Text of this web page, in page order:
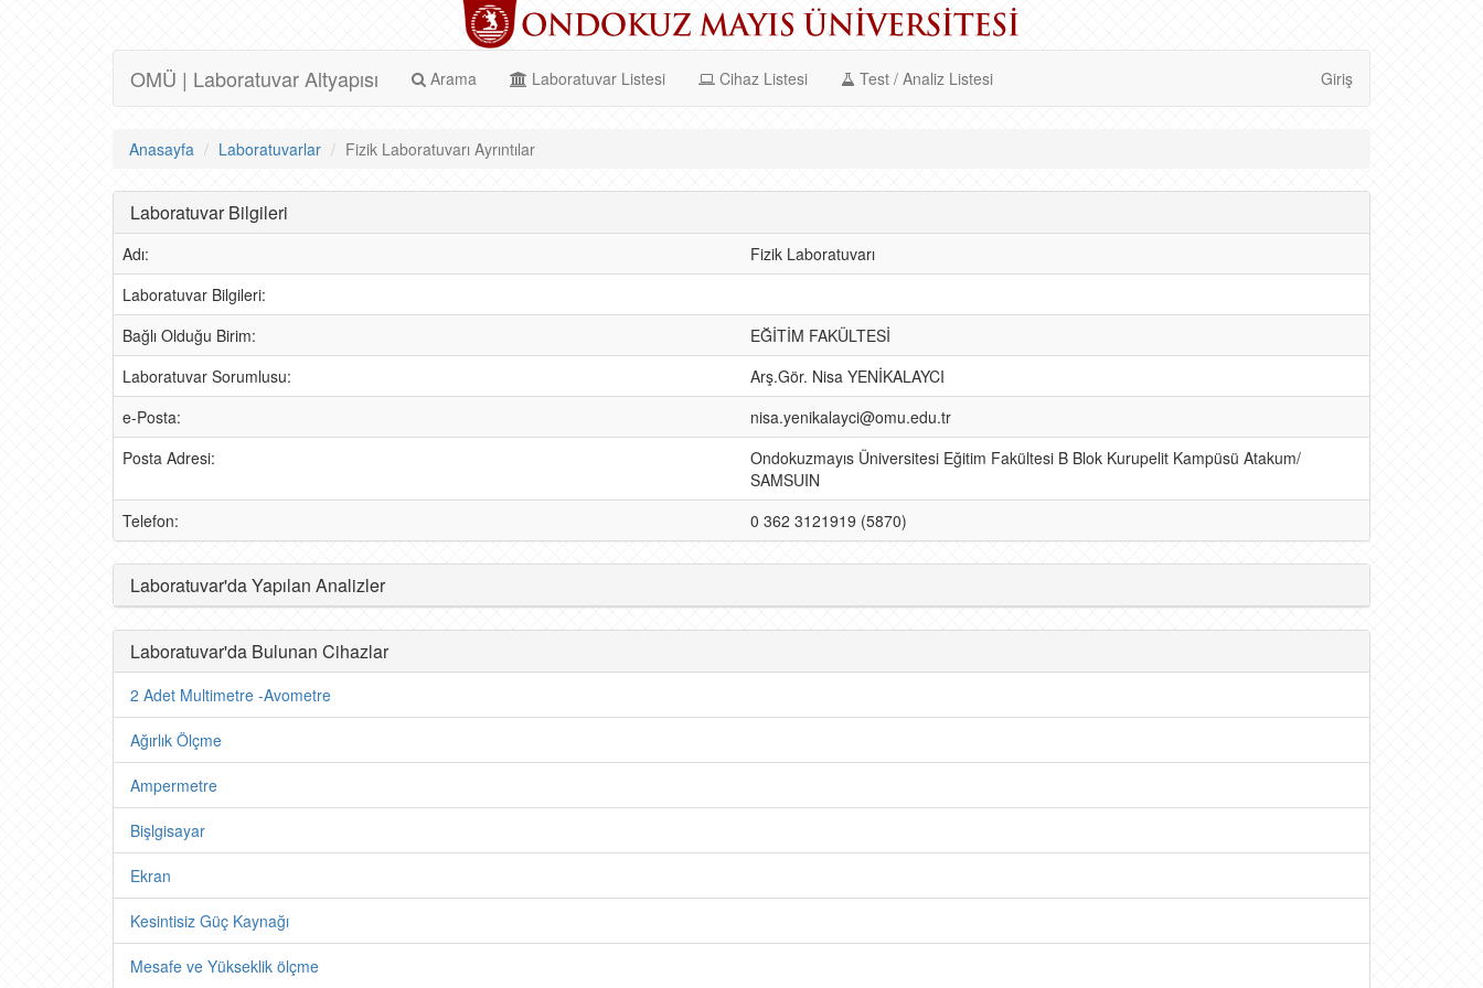
OMÜ | Laboratuvar Altyapısı Arama Laboratuvar Listesi Cihaz Listesi Test / Analiz Listesi Giriş
Anasayfa Laboratuvarlar Fizik Laboratuvarı Ayrıntılar
Laboratuvar Bilgileri
Adı:
Fizik Laboratuvarı
Laboratuvar Bilgileri:
Bağlı Olduğu Birim:
EĞİTİM FAKÜLTESİ
Laboratuvar Sorumlusu:
Arş.Gör. Nisa YENİKALAYCI
e-Posta:
nisa.yenikalayci@omu.edu.tr
Posta Adresi:
Ondokuzmayıs Üniversitesi Eğitim Fakültesi B Blok Kurupelit Kampüsü Atakum/
SAMSUIN
Telefon:
0 362 3121919 (5870)
Laboratuvar'da Yapılan Analizler
Laboratuvar'da Bulunan Cihazlar
2 Adet Multimetre -Avometre
Ağırlık Ölçme
Ampermetre
Bişlgisayar
Ekran
Kesintisiz Güç Kaynağı
Mesafe ve Yükseklik ölçme